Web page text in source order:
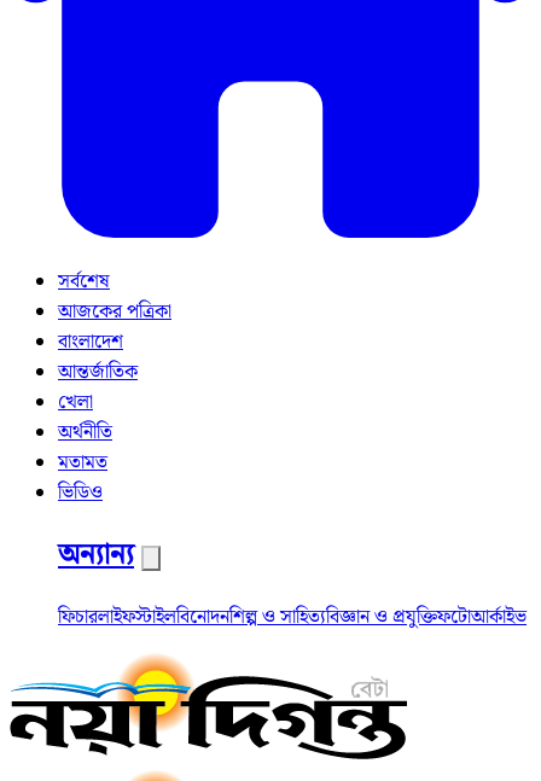
সর্বশেষ
আজকের পত্রিকা
বাংলাদেশ
আন্তর্জাতিক
খেলা
অর্থনীতি
মতামত
ভিডিও
অন্যান্য
ফিচারলাইফস্টাইলবিনোদনশিল্প ও সাহিত্যবিজ্ঞান ও প্রযুক্তিফটোআর্কাইভ